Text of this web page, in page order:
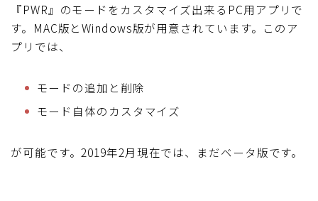
ブルベレポート2018
ブルベレポート2017
ブルベレポート2016
『PWR』のモードをカスタマイズ出来るPC用アプリで
す。MAC版とWindows版が用意されています。このア
プリでは、
モードの追加と削除
モード自体のカスタマイズ
が可能です。2019年2月現在では、まだベータ版です。